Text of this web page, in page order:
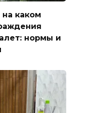
на каком
нормы и